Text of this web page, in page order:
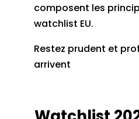
composent les
watchlist EU.
Restez prudent et
arrivent